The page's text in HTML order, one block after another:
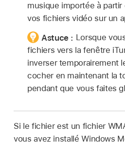
musique importée à
vos fichiers vidéo sur un
Astuce : Lorsque
fichiers vers la fenêtre
inverser temporairement
cocher en maintenant la
pendant que vous faites
Si le fichier est un fichier
vous avez installé Windows